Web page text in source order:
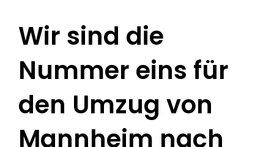
Wir sind die
Nummer eins für
den Umzug von
Mannheim nach